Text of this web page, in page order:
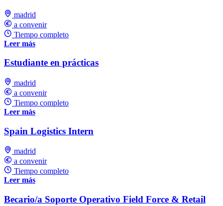
madrid
a convenir
Tiempo completo
Leer más
Estudiante en prácticas
madrid
a convenir
Tiempo completo
Leer más
Spain Logistics Intern
madrid
a convenir
Tiempo completo
Leer más
Becario/a Soporte Operativo Field Force & Retail